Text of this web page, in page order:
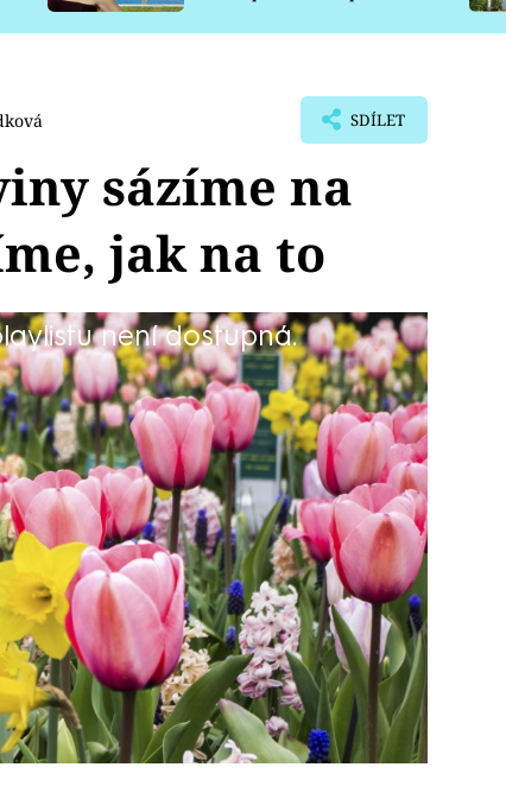
SDÍLET
sázíme na
jak na to
není dostupná.
podzim je potřeba se chystat na
do hlíny v září nebo v říjnu,